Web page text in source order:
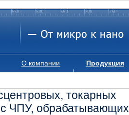
О компании Продукция
токарных
с ЧПУ, обрабатывающих